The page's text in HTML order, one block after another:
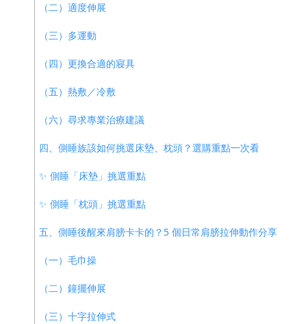
（二）適度伸展
（三）多運動
（四）更換合適的寢具
（五）熱敷／冷敷
（六）尋求專業治療建議
四、側睡族該如何挑選床墊、枕頭？選購重點一次看
✨ 側睡「床墊」挑選重點
✨ 側睡「枕頭」挑選重點
五、側睡後醒來肩膀卡卡的？5 個日常肩膀拉伸動作分享
（一）毛巾操
（二）鐘擺伸展
（三）十字拉伸式